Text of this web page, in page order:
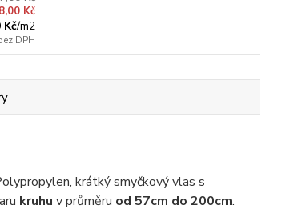
Kč
Kč/m2
DPH
krátký smyčkový vlas s
kruhu v průměru od 57cm do 200cm.